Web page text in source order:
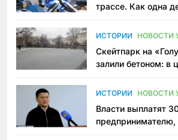
трассе. Как одна
Узбекистане
ИСТОРИИ НОВОСТИ
Скейтпарк на
залили бетоном: в
пространство
ИСТОРИИ НОВОСТИ
Власти выплатят
предпринимателю,